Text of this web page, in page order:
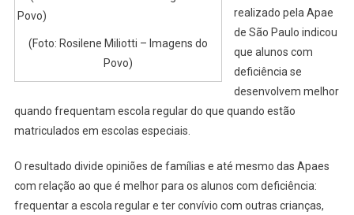
(Foto: Rosilene Miliotti – Imagens do
Povo)
realizado pela Apae
de São Paulo indicou
que alunos com
deficiência se
desenvolvem melhor
quando frequentam escola regular do que quando estão
matriculados em escolas especiais.
O resultado divide opiniões de famílias e até mesmo das Apaes
com relação ao que é melhor para os alunos com deficiência:
frequentar a escola regular e ter convívio com outras crianças,